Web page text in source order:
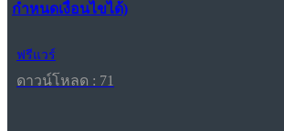
กำหนดเงื่อนไขได้)
ฟรีแวร์
ดาวน์โหลด : 71